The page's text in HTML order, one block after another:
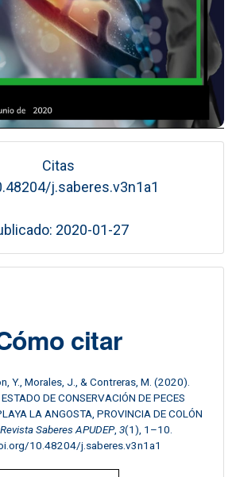
Citas
j.saberes.v3n1a1
2020-01-27
citar
Y., Morales, J., & Contreras, M. (2020).
DE CONSERVACIÓN DE PECES
LA ANGOSTA, PROVINCIA DE COLÓN
Revista Saberes APUDEP, 3(1), 1–10.
10.48204/j.saberes.v3n1a1